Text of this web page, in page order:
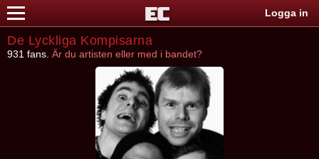
Logga in
De Lyckliga Kompisarna
931 fans. Är du artisten eller med i bandet?